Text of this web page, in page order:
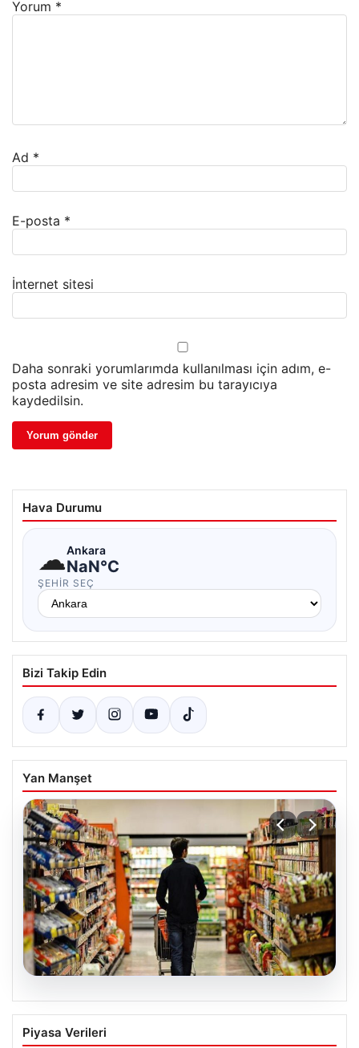
Yorum *
Ad *
E-posta *
İnternet sitesi
Daha sonraki yorumlarımda kullanılması için adım, e-
posta adresim ve site adresim bu tarayıcıya
kaydedilsin.
Hava Durumu
☁Ankara
NaN°C
ŞEHIR SEÇ
Bizi Takip Edin
Yan Manşet
Nisan Ayı Enflasyon Rakamları Ne
Zaman Açıklanacak? Ekonomistlerin
Piyasa Verileri